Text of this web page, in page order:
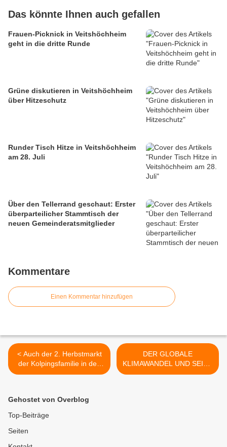
Das könnte Ihnen auch gefallen
Frauen-Picknick in Veitshöchheim
geht in die dritte Runde
Grüne diskutieren in Veitshöchheim
über Hitzeschutz
Runder Tisch Hitze in Veitshöchheim
am 28. Juli
Über den Tellerrand geschaut: Erster
überparteilicher Stammtisch der
neuen Gemeinderatsmitglieder
Kommentare
Einen Kommentar hinzufügen
< Auch der 2. Herbstmarkt
der Kolpingsfamilie in den
Mainfrankensälen wurde
und 1.200 Besucher
DER GLOBALE
KLIMAWANDEL UND SEINE
AUSWIRKUNGEN VOR
Gehostet von Overblog
Top-Beiträge
Seiten